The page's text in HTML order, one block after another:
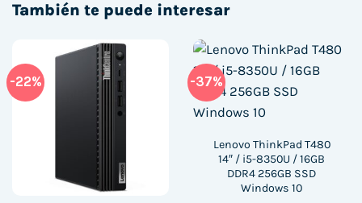
También te puede interesar
-22% -37%
Lenovo ThinkPad T480
14″ / i5-8350U / 16GB
DDR4 256GB SSD
Windows 10